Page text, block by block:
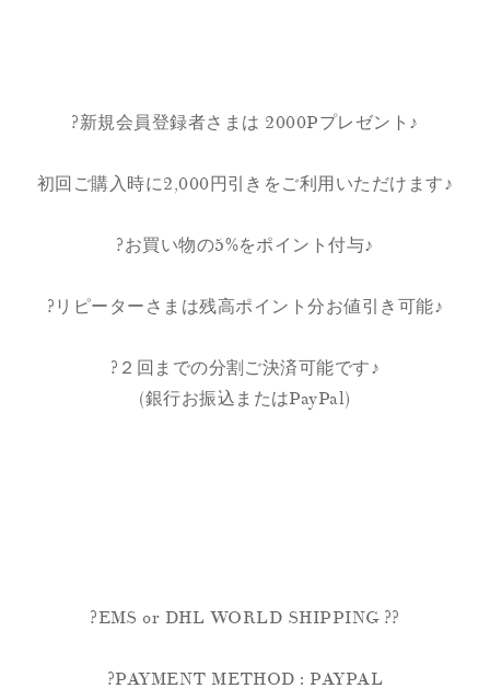
?新規会員登録者さまは 2000Pプレゼント♪
初回ご購入時に2,000円引きをご利用いただけます♪
?お買い物の5%をポイント付与♪
?リピーターさまは残高ポイント分お値引き可能♪
?２回までの分割ご決済可能です♪
(銀行お振込またはPayPal)
?EMS or DHL WORLD SHIPPING ??
?PAYMENT METHOD : PAYPAL